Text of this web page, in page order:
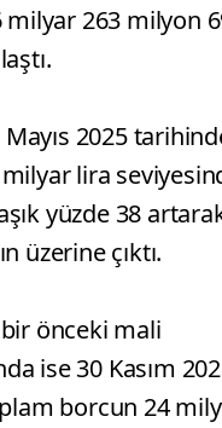
milyar 263 milyon
2025
milyar lira
yüzde 38
üzerine çıktı.
önceki mali
ise 30 Kasım
borcun 24